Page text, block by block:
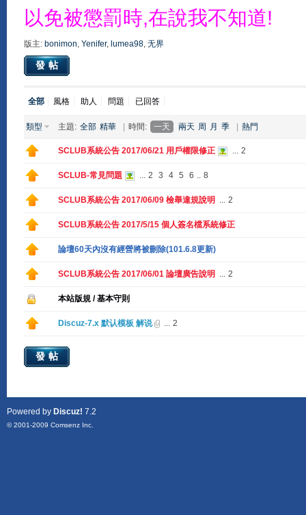
以免被懲罰時,在說我不知道!
版主: bonimon, Yenifer, lumea98, 无界
發帖
全部 風格 助人 問題 已回答
類型 主題: 全部 精華 時間: 一天 兩天 周 月 季 熱門
SCLUB系統公告 2017/06/21 用戶權限修正 ... 2
SCLUB-常見問題 ... 2 3 4 5 6 .. 8
SCLUB系統公告 2017/06/09 檢舉違規說明 ... 2
SCLUB系統公告 2017/5/15 個人簽名檔系統修正
論壇60天內沒有經營將被刪除(101.6.8更新)
SCLUB系統公告 2017/06/01 論壇廣告說明 ... 2
本站版規 / 基本守則
Discuz-7.x 默认模板 解说 ... 2
發帖
Powered by Discuz! 7.2
© 2001-2009 Comsenz Inc.